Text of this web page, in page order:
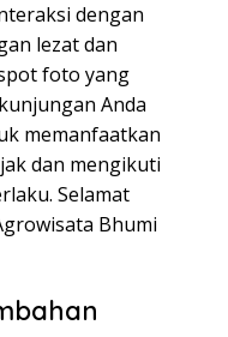
dengan
lezat dan
foto yang
Anda
memanfaatkan
dan mengikuti
Selamat
Bhumi